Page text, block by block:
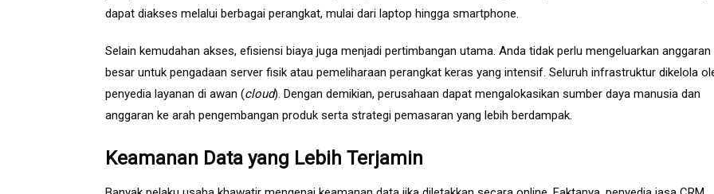
dapat diakses melalui berbagai perangkat, mulai dari laptop hingga smartphone.
Selain kemudahan akses, efisiensi biaya juga menjadi pertimbangan utama. Anda tidak perlu mengeluarkan anggaran
besar untuk pengadaan server fisik atau pemeliharaan perangkat keras yang intensif. Seluruh infrastruktur dikelola
penyedia layanan di awan (cloud). Dengan demikian, perusahaan dapat mengalokasikan sumber daya manusia dan
anggaran ke arah pengembangan produk serta strategi pemasaran yang lebih berdampak.
Keamanan Data yang Lebih Terjamin